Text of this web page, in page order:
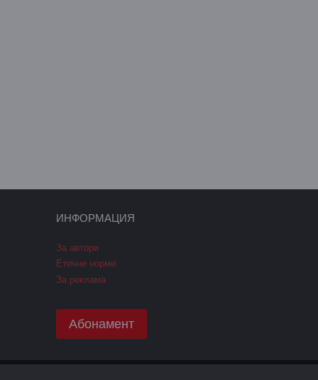
ИНФОРМАЦИЯ
За автори
Етични норми
За реклама
Абонамент